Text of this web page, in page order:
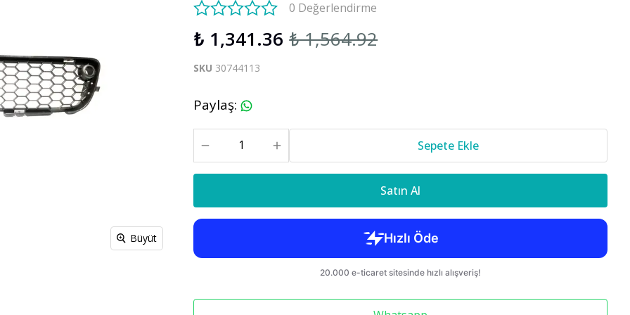
Xc90
Xc90 2003-2013
xc90 2015-2025
Cr-v 2018-
Büyüt
0 Değerlendirme
₺ 1,341.36 ₺ 1,564.92
SKU 30744113
Paylaş:
Sepete Ekle
Satın Al